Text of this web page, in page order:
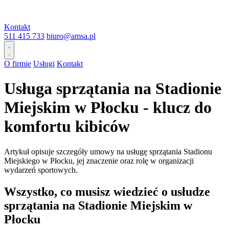
Kontakt
511 415 733 biuro@amsa.pl
O firmie Usługi Kontakt
Usługa sprzątania na Stadionie
Miejskim w Płocku - klucz do
komfortu kibiców
Artykuł opisuje szczegóły umowy na usługę sprzątania Stadionu
Miejskiego w Płocku, jej znaczenie oraz rolę w organizacji
wydarzeń sportowych.
Wszystko, co musisz wiedzieć o usłudze
sprzątania na Stadionie Miejskim w
Płocku